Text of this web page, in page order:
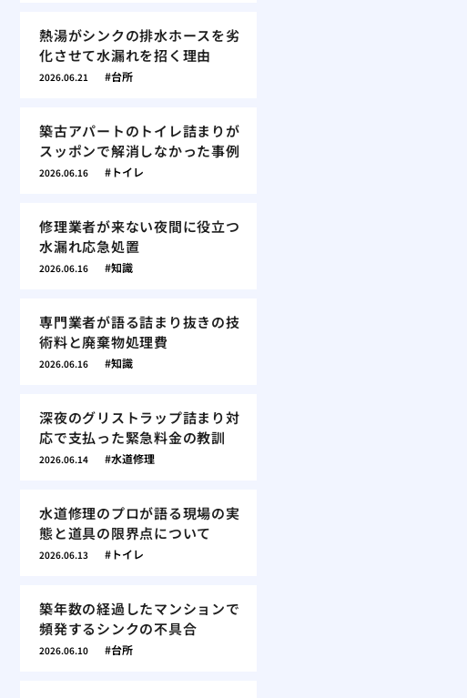
熱湯がシンクの排水ホースを劣
化させて水漏れを招く理由
2026.06.21 台所
築古アパートのトイレ詰まりが
スッポンで解消しなかった事例
2026.06.16 トイレ
修理業者が来ない夜間に役立つ
水漏れ応急処置
2026.06.16 知識
専門業者が語る詰まり抜きの技
術料と廃棄物処理費
2026.06.16 知識
深夜のグリストラップ詰まり対
応で支払った緊急料金の教訓
2026.06.14 水道修理
水道修理のプロが語る現場の実
態と道具の限界点について
2026.06.13 トイレ
築年数の経過したマンションで
頻発するシンクの不具合
2026.06.10 台所